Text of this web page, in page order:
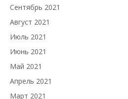
Сентябрь 2021
Август 2021
Июль 2021
Июнь 2021
Май 2021
Апрель 2021
Март 2021